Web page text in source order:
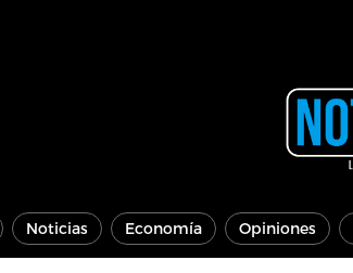
Noticias Economía Opiniones